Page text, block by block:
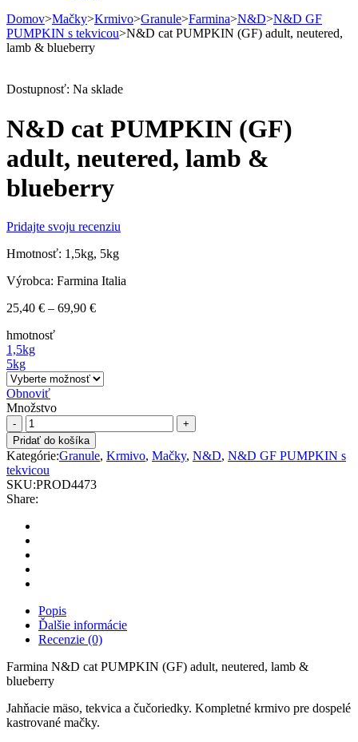
Domov>Mačky>Krmivo>Granule>Farmina>N&D>N&D GF
PUMPKIN s tekvicou>N&D cat PUMPKIN (GF) adult, neutered,
lamb & blueberry
Dostupnosť: Na sklade
N&D cat PUMPKIN (GF)
adult, neutered, lamb &
blueberry
Pridajte svoju recenziu
Hmotnosť: 1,5kg, 5kg
Výrobca: Farmina Italia
25,40 € – 69,90 €Price
hmotnosť
1,5kg
5kg
Obnoviť
Množstvo
N&D
cat
PUMPKIN
(GF)
adult,
neutered,
lamb
&
blueberry
quantity
Pridať do košíka
Kategórie:Granule, Krmivo, Mačky, N&D, N&D GF PUMPKIN s
tekvicou
SKU:PROD4473
Share:
Popis
Ďalšie informácie
Recenzie (0)
Farmina N&D cat PUMPKIN (GF) adult, neutered, lamb &
blueberry
Jahňacie mäso, tekvica a čučoriedky. Kompletné krmivo pre dospelé
kastrované mačky.